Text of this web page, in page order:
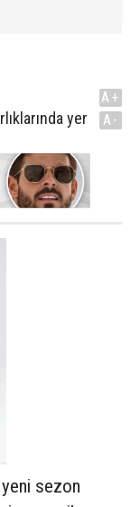
yer
A+
A-
sezon